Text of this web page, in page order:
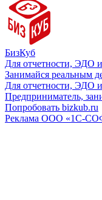
БизКуб
Для отчетности, ЭДО
Занимайся реальным
Для отчетности, ЭДО
Предприниматель,
Попробовать bizkub.ru
Реклама ООО «1С-